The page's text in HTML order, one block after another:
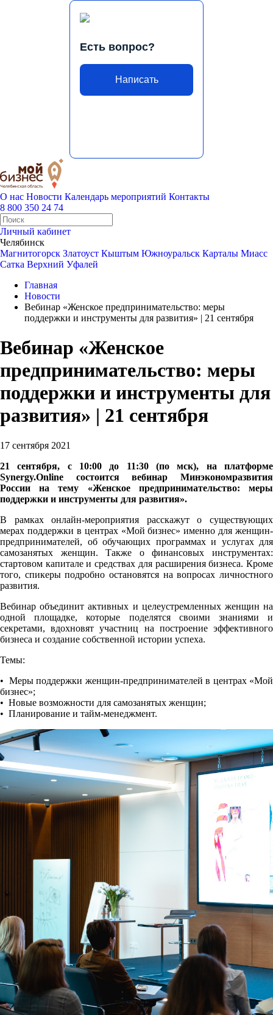
Есть вопрос?
Написать
О нас Новости Календарь мероприятий Контакты
8 800 350 24 74
Личный кабинет
Челябинск
Магнитогорск Златоуст Кыштым Южноуральск Карталы Миасс
Сатка Верхний Уфалей
Главная
Новости
Вебинар «Женское предпринимательство: меры
поддержки и инструменты для развития» | 21 сентября
Вебинар «Женское
предпринимательство: меры
поддержки и инструменты для
развития» | 21 сентября
17 сентября 2021
21 сентября, с 10:00 до 11:30 (по мск), на платформе
Synergy.Online состоится вебинар Минэкономразвития
России на тему «Женское предпринимательство: меры
поддержки и инструменты для развития».
В рамках онлайн-мероприятия расскажут о существующих
мерах поддержки в центрах «Мой бизнес» именно для женщин-
предпринимателей, об обучающих программах и услугах для
самозанятых женщин. Также о финансовых инструментах:
стартовом капитале и средствах для расширения бизнеса. Кроме
того, спикеры подробно остановятся на вопросах личностного
развития.
Вебинар объединит активных и целеустремленных женщин на
одной площадке, которые поделятся своими знаниями и
секретами, вдохновят участниц на построение эффективного
бизнеса и создание собственной истории успеха.
Темы:
• Меры поддержки женщин-предпринимателей в центрах «Мой
бизнес»;
• Новые возможности для самозанятых женщин;
• Планирование и тайм-менеджмент.